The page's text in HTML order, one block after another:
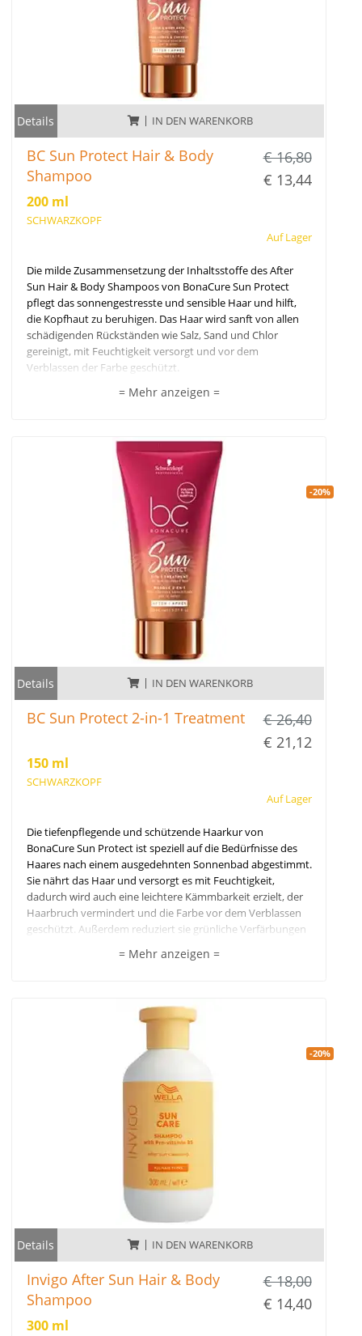
Details IN DEN WARENKORB
BC Sun Protect Hair & Body
Shampoo
€ 16,80
€ 13,44
200 ml
SCHWARZKOPF
Auf Lager
Die milde Zusammensetzung der Inhaltsstoffe des After
Sun Hair & Body Shampoos von BonaCure Sun Protect
pflegt das sonnengestresste und sensible Haar und hilft,
die Kopfhaut zu beruhigen. Das Haar wird sanft von allen
schädigenden Rückständen wie Salz, Sand und Chlor
gereinigt, mit Feuchtigkeit versorgt und vor dem
Verblassen der Farbe geschützt.
Buritiöl und Seealgenextrakt entfernen sanft Rückstände
Haut und die pH 4.5 Technologie schützt die Haarfarbe vor
= Mehr anzeigen =
-20%
Details IN DEN WARENKORB
BC Sun Protect 2-in-1 Treatment
€ 26,40
€ 21,12
150 ml
SCHWARZKOPF
Auf Lager
Die tiefenpflegende und schützende Haarkur von
BonaCure Sun Protect ist speziell auf die Bedürfnisse des
Haares nach einem ausgedehnten Sonnenbad abgestimmt.
Sie nährt das Haar und versorgt es mit Feuchtigkeit,
dadurch wird auch eine leichtere Kämmbarkeit erzielt, der
Haarbruch vermindert und die Farbe vor dem Verblassen
geschützt. Außerdem reduziert sie grünliche Verfärbungen
voller Glanz und Vitalität.
Feuchtigkeitshaushalt des Haares aus und hinterlässt ein
geschmeidiges Haargefühl sowie wunderschönen Glanz.
= Mehr anzeigen =
-20%
Details IN DEN WARENKORB
Invigo After Sun Hair & Body
Shampoo
€ 18,00
€ 14,40
300 ml